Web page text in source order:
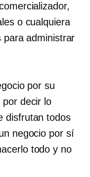
o cualquiera
para administrar
por su
por decir lo
disfrutan todos
negocio por sí
todo y no